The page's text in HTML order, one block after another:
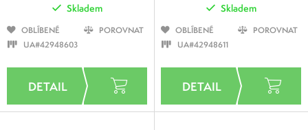
Skladem
OBLÍBENÉ
POROVNAT
UA#42948603
Skladem
OBLÍBENÉ
POROVNAT
UA#42948611